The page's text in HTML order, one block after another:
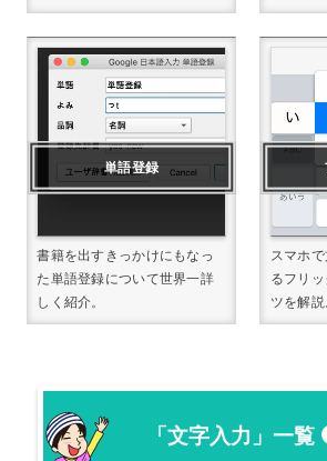
単語登録
書籍を出すきっかけにもなっ
た単語登録について世界一詳
しく紹介。
スマホ
るフリ
ツを解説
「文字入力」一覧